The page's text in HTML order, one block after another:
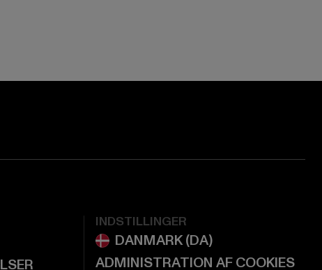
page:channel:
INDSTILLINGER
ADMINISTRATION AF COOKIES